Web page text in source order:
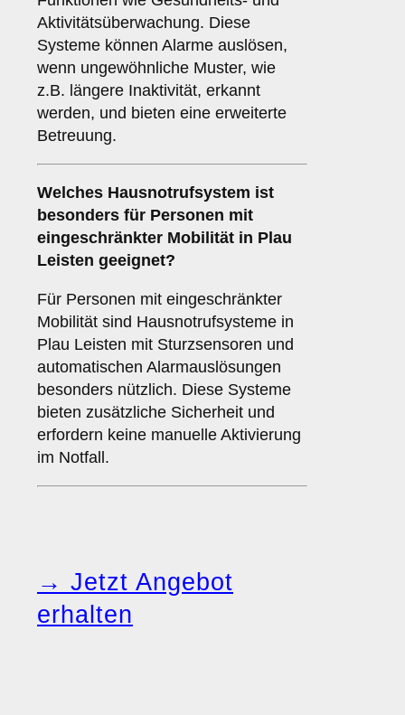
Aktivitätsüberwachung. Diese
Systeme können Alarme auslösen,
wenn ungewöhnliche Muster, wie
z.B. längere Inaktivität, erkannt
werden, und bieten eine erweiterte
Betreuung.
Welches Hausnotrufsystem ist
besonders für Personen mit
eingeschränkter Mobilität in Plau
Leisten geeignet?
Für Personen mit eingeschränkter
Mobilität sind Hausnotrufsysteme in
Plau Leisten mit Sturzsensoren und
automatischen Alarmauslösungen
besonders nützlich. Diese Systeme
bieten zusätzliche Sicherheit und
erfordern keine manuelle Aktivierung
im Notfall.
→ Jetzt Angebot
erhalten